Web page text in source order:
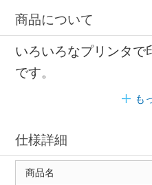
商品について
いろいろなプリンタで
です。
も
仕様詳細
商品名